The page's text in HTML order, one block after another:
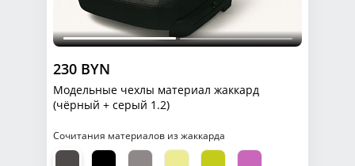
230 BYN
Модельные чехлы материал жаккард
(чёрный + серый 1.2)
Сочитания материалов из жаккарда